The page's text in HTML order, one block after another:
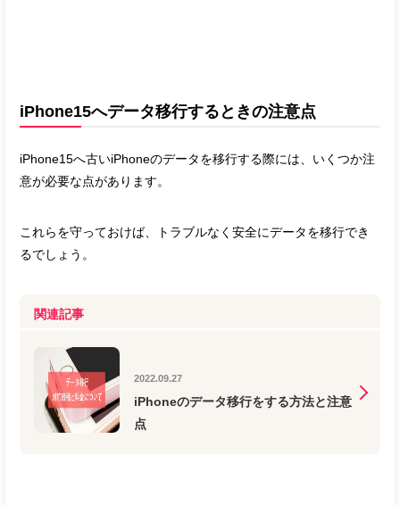
iPhone15へデータ移行するときの注意点
iPhone15へ古いiPhoneのデータを移行する際には、いくつか注
意が必要な点があります。
これらを守っておけば、トラブルなく安全にデータを移行でき
るでしょう。
関連記事
2022.09.27
iPhoneのデータ移行をする方法と注意
点